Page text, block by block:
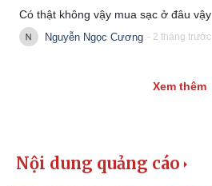
Có thật không vậy mua sạc ở đâu vậy
Nguyễn Ngọc Cương - 2 tháng trước
Xem thêm